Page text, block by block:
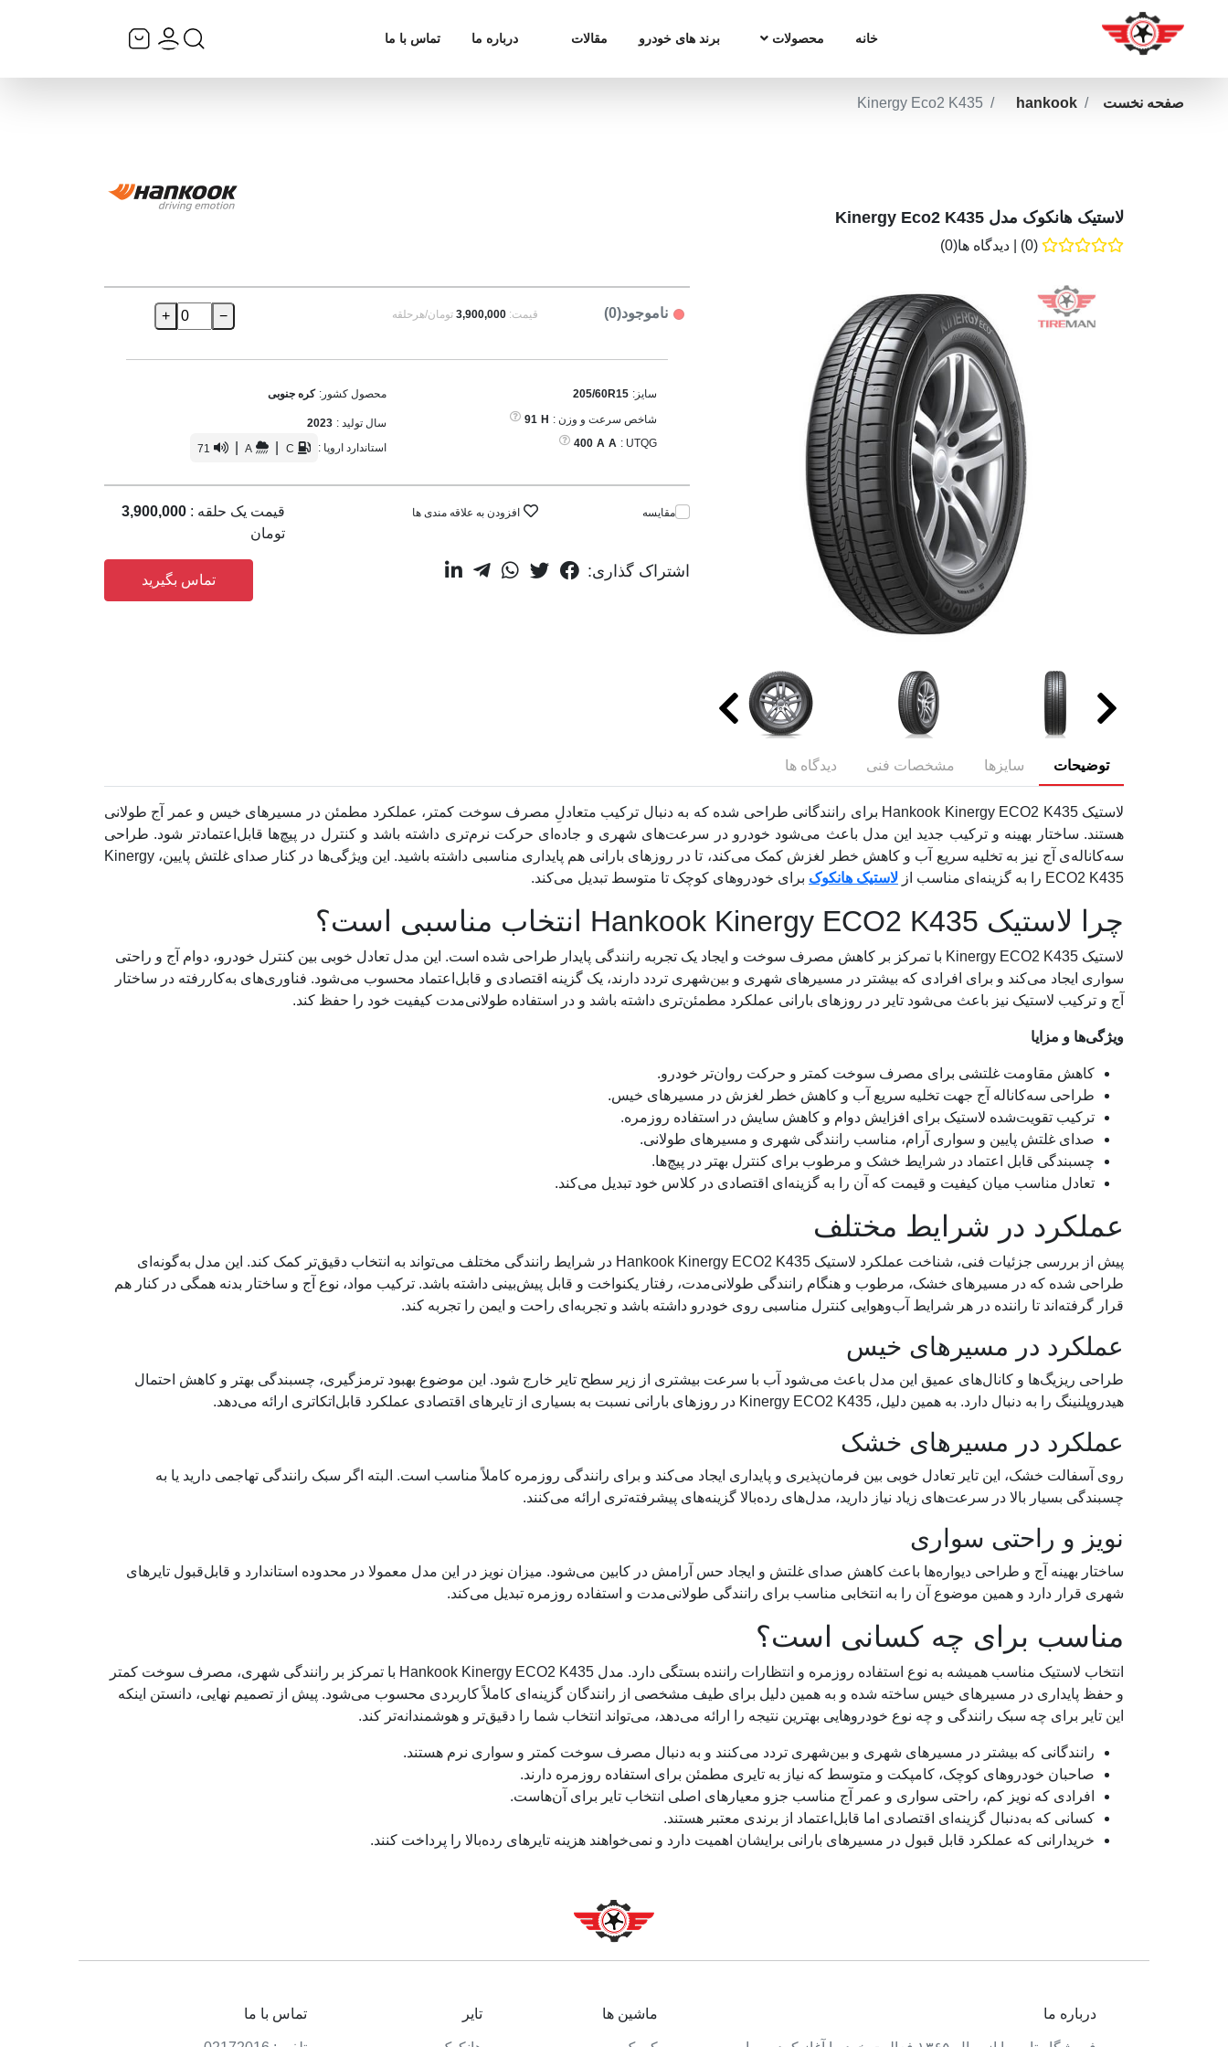
خانه محصولات برند های خودرو مقالات درباره ما تماس با ما
صفحه نخست hankook
Kinergy Eco2 K435
لاستیک هانکوک مدل Kinergy Eco2 K435
(0) دیدگاه ها(0)
ناموجود(0) قیمت:3,900,000 تومان/هرحلقه −
+
سایز: 205/60R15
شاخص سرعت و وزن : H
91
UTQG :
A
A
400
محصول کشور: کره جنوبی
سال تولید : 2023
استاندارد اروپا :
C
A
71
مقایسه افزودن به علاقه مندی ها قیمت یک حلقه : 3,900,000
تومان
اشتراک گذاری: تماس بگیرید
توضیحات سایزها مشخصات فنی دیدگاه ها
لاستیک Hankook Kinergy ECO2 K435 برای رانندگانی طراحی شده که به دنبال ترکیب متعادلِ مصرف سوخت کمتر، عملکرد مطمئن در مسیرهای خیس و عمر آج طولانی
هستند. ساختار بهینه و ترکیب جدید این مدل باعث می‌شود خودرو در سرعت‌های شهری و جاده‌ای حرکت نرم‌تری داشته باشد و کنترل در پیچ‌ها قابل‌اعتمادتر شود. طراحی
سه‌کاناله‌ی آج نیز به تخلیه سریع آب و کاهش خطر لغزش کمک می‌کند، تا در روزهای بارانی هم پایداری مناسبی داشته باشید. این ویژگی‌ها در کنار صدای غلتش پایین، Kinergy
ECO2 K435 را به گزینه‌ای مناسب از
لاستیک هانکوک برای خودروهای کوچک تا متوسط تبدیل می‌کند.
چرا لاستیک Hankook Kinergy ECO2 K435 انتخاب مناسبی است؟
لاستیک Kinergy ECO2 K435 با تمرکز بر کاهش مصرف سوخت و ایجاد یک تجربه رانندگی پایدار طراحی شده است. این مدل تعادل خوبی بین کنترل خودرو، دوام آج و راحتی
سواری ایجاد می‌کند و برای افرادی که بیشتر در مسیرهای شهری و بین‌شهری تردد دارند، یک گزینه اقتصادی و قابل‌اعتماد محسوب می‌شود. فناوری‌های به‌کاررفته در ساختار
آج و ترکیب لاستیک نیز باعث می‌شود تایر در روزهای بارانی عملکرد مطمئن‌تری داشته باشد و در استفاده طولانی‌مدت کیفیت خود را حفظ کند.
ویژگی‌ها و مزایا
کاهش مقاومت غلتشی برای مصرف سوخت کمتر و حرکت روان‌تر خودرو.
طراحی سه‌کاناله آج جهت تخلیه سریع آب و کاهش خطر لغزش در مسیرهای خیس.
ترکیب تقویت‌شده لاستیک برای افزایش دوام و کاهش سایش در استفاده روزمره.
صدای غلتش پایین و سواری آرام، مناسب رانندگی شهری و مسیرهای طولانی.
چسبندگی قابل اعتماد در شرایط خشک و مرطوب برای کنترل بهتر در پیچ‌ها.
تعادل مناسب میان کیفیت و قیمت که آن را به گزینه‌ای اقتصادی در کلاس خود تبدیل می‌کند.
عملکرد در شرایط مختلف
پیش از بررسی جزئیات فنی، شناخت عملکرد لاستیک Hankook Kinergy ECO2 K435 در شرایط رانندگی مختلف می‌تواند به انتخاب دقیق‌تر کمک کند. این مدل به‌گونه‌ای
طراحی شده که در مسیرهای خشک، مرطوب و هنگام رانندگی طولانی‌مدت، رفتار یکنواخت و قابل پیش‌بینی داشته باشد. ترکیب مواد، نوع آج و ساختار بدنه همگی در کنار هم
قرار گرفته‌اند تا راننده در هر شرایط آب‌وهوایی کنترل مناسبی روی خودرو داشته باشد و تجربه‌ای راحت و ایمن را تجربه کند.
عملکرد در مسیرهای خیس
طراحی ریزیگ‌ها و کانال‌های عمیق این مدل باعث می‌شود آب با سرعت بیشتری از زیر سطح تایر خارج شود. این موضوع بهبود ترمزگیری، چسبندگی بهتر و کاهش احتمال
هیدروپلنینگ را به دنبال دارد. به همین دلیل، Kinergy ECO2 K435 در روزهای بارانی نسبت به بسیاری از تایرهای اقتصادی عملکرد قابل‌اتکاتری ارائه می‌دهد.
عملکرد در مسیرهای خشک
روی آسفالت خشک، این تایر تعادل خوبی بین فرمان‌پذیری و پایداری ایجاد می‌کند و برای رانندگی روزمره کاملاً مناسب است. البته اگر سبک رانندگی تهاجمی دارید یا به
چسبندگی بسیار بالا در سرعت‌های زیاد نیاز دارید، مدل‌های رده‌بالا گزینه‌های پیشرفته‌تری ارائه می‌کنند.
نویز و راحتی سواری
ساختار بهینه آج و طراحی دیواره‌ها باعث کاهش صدای غلتش و ایجاد حس آرامش در کابین می‌شود. میزان نویز در این مدل معمولا در محدوده استاندارد و قابل‌قبول تایرهای
شهری قرار دارد و همین موضوع آن را به انتخابی مناسب برای رانندگی طولانی‌مدت و استفاده روزمره تبدیل می‌کند.
مناسب برای چه کسانی است؟
انتخاب لاستیک مناسب همیشه به نوع استفاده روزمره و انتظارات راننده بستگی دارد. مدل Hankook Kinergy ECO2 K435 با تمرکز بر رانندگی شهری، مصرف سوخت کمتر
و حفظ پایداری در مسیرهای خیس ساخته شده و به همین دلیل برای طیف مشخصی از رانندگان گزینه‌ای کاملاً کاربردی محسوب می‌شود. پیش از تصمیم نهایی، دانستن اینکه
این تایر برای چه سبک رانندگی و چه نوع خودروهایی بهترین نتیجه را ارائه می‌دهد، می‌تواند انتخاب شما را دقیق‌تر و هوشمندانه‌تر کند.
رانندگانی که بیشتر در مسیرهای شهری و بین‌شهری تردد می‌کنند و به دنبال مصرف سوخت کمتر و سواری نرم هستند.
صاحبان خودروهای کوچک، کامپکت و متوسط که نیاز به تایری مطمئن برای استفاده روزمره دارند.
افرادی که نویز کم، راحتی سواری و عمر آج مناسب جزو معیارهای اصلی انتخاب تایر برای آن‌هاست.
کسانی که به‌دنبال گزینه‌ای اقتصادی اما قابل‌اعتماد از برندی معتبر هستند.
خریدارانی که عملکرد قابل قبول در مسیرهای بارانی برایشان اهمیت دارد و نمی‌خواهند هزینه تایرهای رده‌بالا را پرداخت کنند.
درباره ما ماشین ها تایر تماس با ما